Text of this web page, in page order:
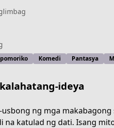
Komedi Pantasya
ideya
usbong ng mga
na katulad ng dati. Isang